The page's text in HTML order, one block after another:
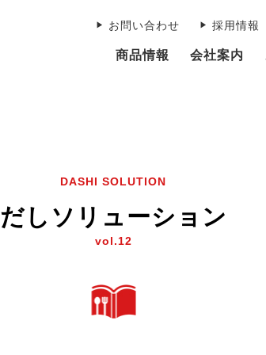
お問い合わせ 採用情報
商品情報 会社案内
DASHI SOLUTION
だしソリューション
vol.12